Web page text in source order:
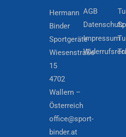
Hermann
Binder
Sportgeräte
Wiesenstraße
15
4702
Wallern –
Österreich
office@sport-
binder.at
AGB
Datenschutz
Impressum